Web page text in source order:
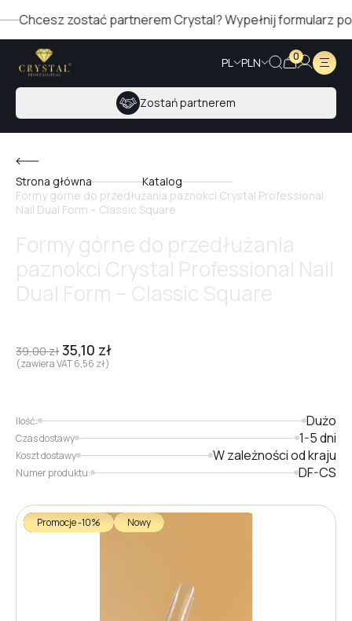
Chcesz zostać partnerem Crystal? Wypełnij formularz po
PL PLN 0
Zostań partnerem
Strona główna
Katalog
Formy górne do przedłużania paznokci Crystal Professional
Nail Dual Form – Classic Square
39,00zł 35,10 zł
(zawiera VAT6,56 zł)
Ilość: Dużo
Czas dostawy 1-5 dni
Koszt dostawy W zależności od kraju
Numer produktu: DF-CS
Promocje -10% Nowy